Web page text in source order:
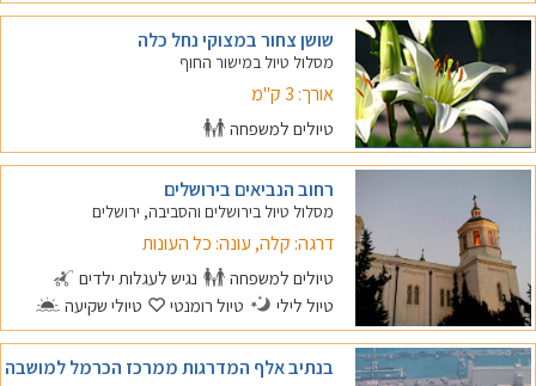
שושן צחור במצוקי נחל כלה
מסלול טיול במישור החוף
אורך: 3 ק"מ
טיולים למשפחה
רחוב הנביאים בירושלים
מסלול טיול בירושלים והסביבה, ירושלים
דרגה: קלה, עונה: כל העונות
טיולים למשפחה
נגיש לעגלות ילדים
טיול לילי
טיול רומנטי טיולי שקיעה
בנתיב אלף המדרגות ממרכז הכרמל למושבה